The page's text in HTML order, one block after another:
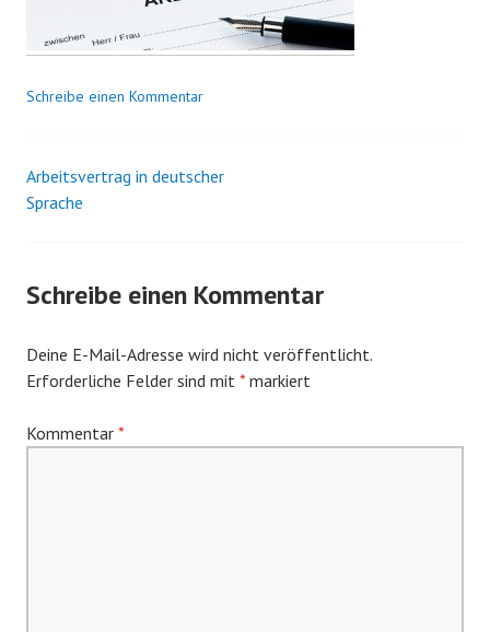
o
K
i
Schreibe einen Kommentar
Beitrags-
Arbeitsvertrag in deutscher
Sprache
Schreibe einen Kommentar
Deine E-Mail-Adresse wird nicht veröffentlicht.
Erforderliche Felder sind mit * markiert
Kommentar *